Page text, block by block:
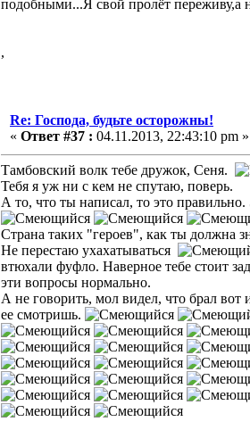
подобными...Я свой пролёт переживу,а
,
Re: Господа, будьте осторожны!
« Ответ #37 : 04.11.2013, 22:43:10 pm »
Тамбовский волк тебе дружок, Сеня.
Тебя я уж ни с кем не спутаю, поверь.
А то, что ты написал, то это
Страна таких "героев", как ты должна
Не перестаю ухахатываться
втюхали фуфло. Наверное тебе стоит
эти вопросы нормально.
А не говорить, мол видел, что брал вот
ее смотришь.